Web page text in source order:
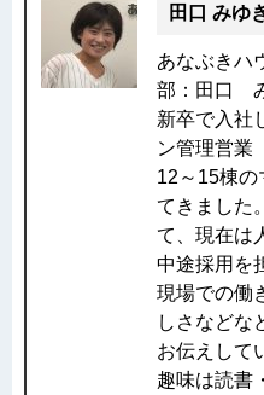
田口 みゆ
あなぶきハ
部：田口
新卒で入社
ン管理営業
12～15棟の
てきました
て、現在は
中途採用を
現場での働
しさなどな
お伝えして
趣味は読書